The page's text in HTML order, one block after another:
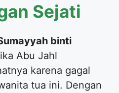
Sejati
binti
Abu Jahl
karena gagal
tua ini. Dengan